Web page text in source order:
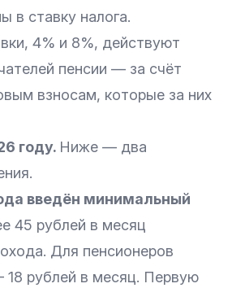
в ставку налога.
4% и 8%, действуют
пенсии — за счёт
взносам, которые за них
году. Ниже — два
введён минимальный
45 рублей в месяц
Для пенсионеров
рублей в месяц. Первую